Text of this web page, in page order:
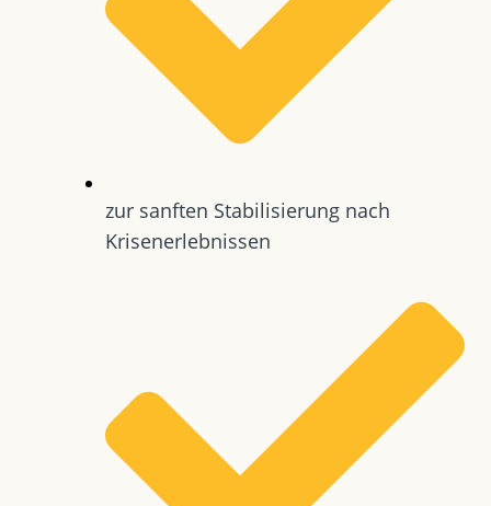
zur sanften Stabilisierung nach
Krisenerlebnissen